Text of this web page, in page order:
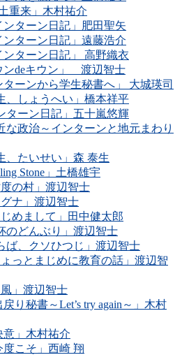
重来」木村祐介
ンターン日記」肥田聖矢
ンターン日記」遠藤浩介
ンターン日記」 高野織衣
ンdeキウン」 渡辺智士
ターンから学生秘書へ」 大城瑛司
、しょうへい」橋本祥平
ターン日記」五十嵐悠輝
な政治～インターンと地元まわり
、たいせい」森 泰生
Stone」土橋雄宇
の村」渡辺智士
ナ」渡辺智士
めまして」田中健太郎
のどんぶり」渡辺智士
ば、クソひつじ」渡辺智士
っとまじめに教育の話」渡辺智
」渡辺智士
り秘書～Let’s try again～」木村
意」木村祐介
度こそ」西崎 翔